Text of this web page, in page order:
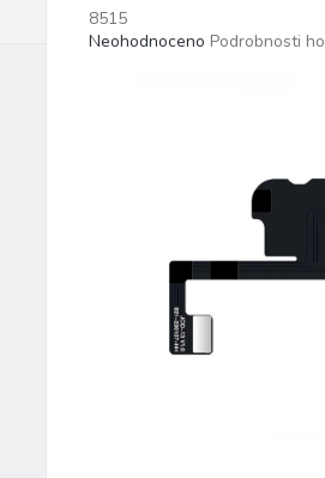
8515
Průměrné
Neohodnoceno Podrobnosti